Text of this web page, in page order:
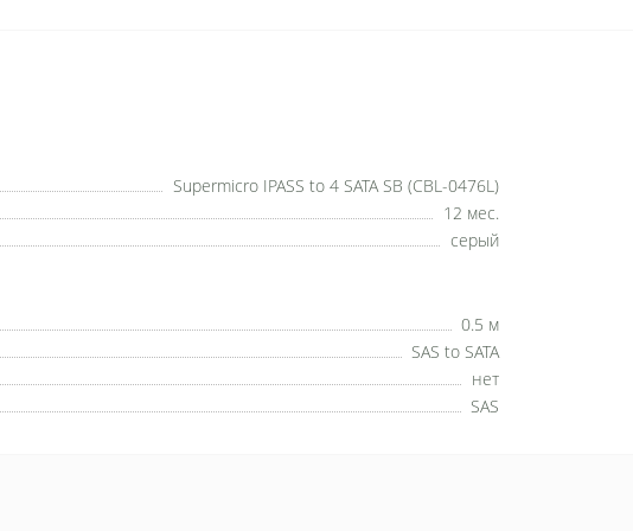
Supermicro IPASS to 4 SATA SB (CBL-0476L)
12 мес.
серый
0.5 м
SAS to SATA
нет
SAS